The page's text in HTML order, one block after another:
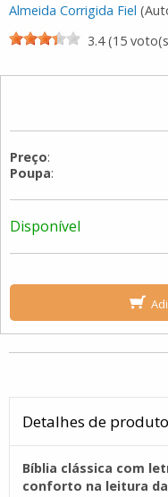
Almeida Corrigida Fiel
3.4 (15
Preço:
Poupa:
Disponível
Detalhes de produto
Bíblia clássica com
conforto na leitura da